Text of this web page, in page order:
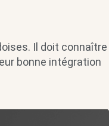
Il doit connaître
bonne intégration